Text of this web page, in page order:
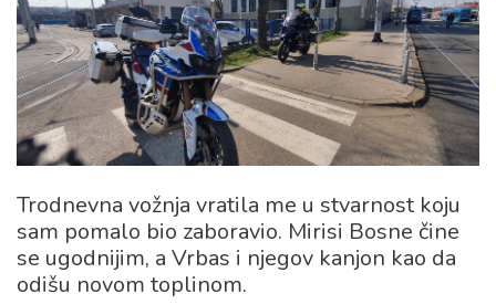
Trodnevna vožnja vratila me u stvarnost koju
sam pomalo bio zaboravio. Mirisi Bosne čine
se ugodnijim, a Vrbas i njegov kanjon kao da
odišu novom toplinom.